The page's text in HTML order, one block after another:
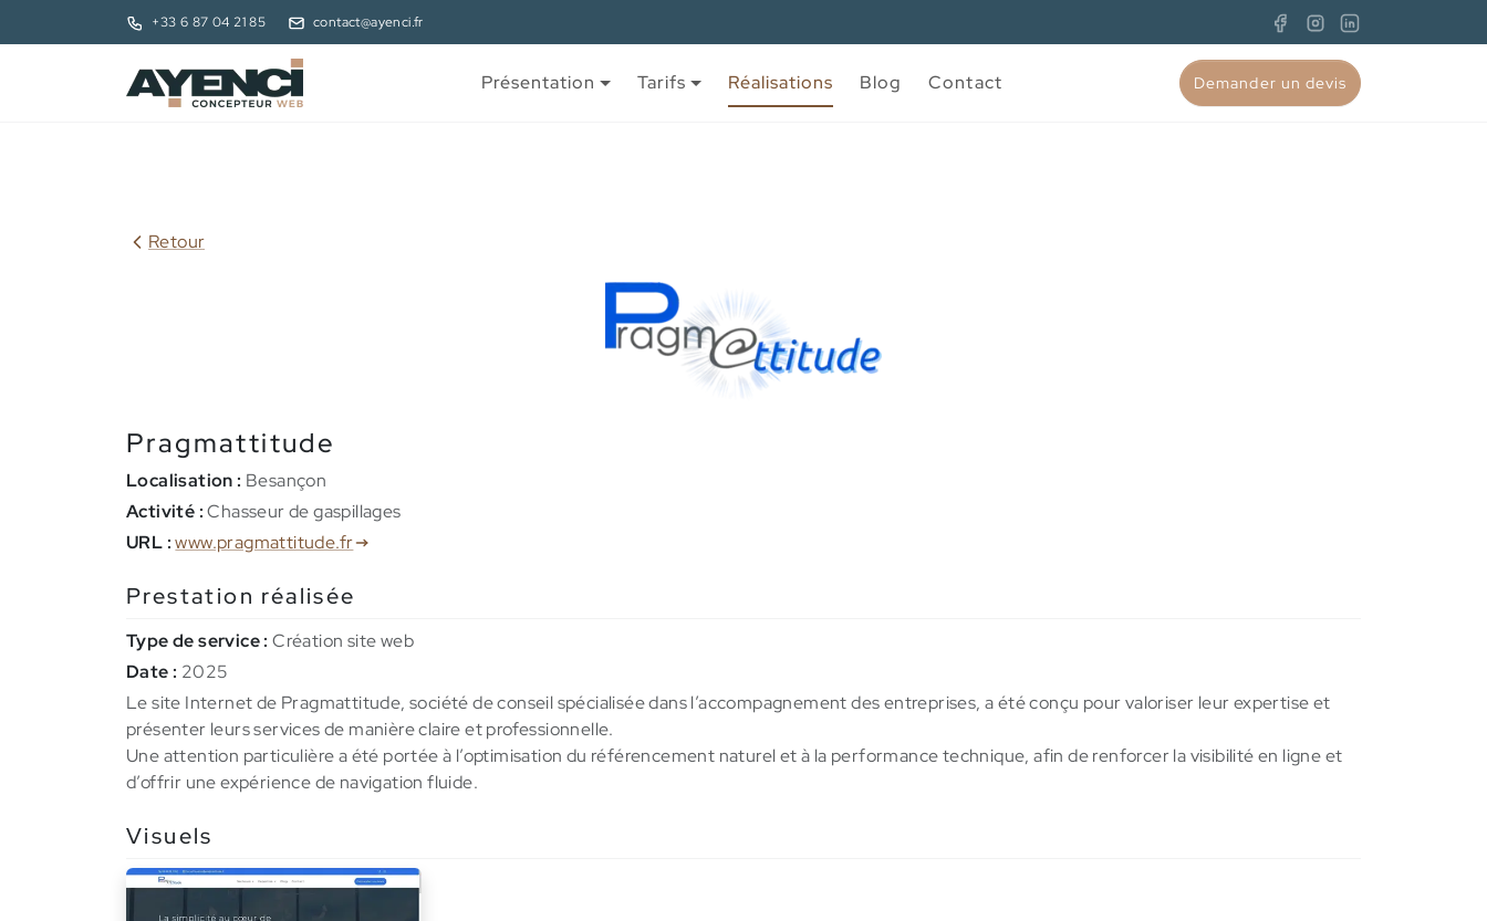
+33 6 87 04 21 85 contact@ayenci.fr
Présentation Tarifs Réalisations Blog Contact Demander un devis
Retour
Pragmattitude
Localisation : Besançon
Activité :Chasseur de gaspillages
URL :www.pragmattitude.fr
Prestation réalisée
Type de service :Création site web
Date : 2025
Le site Internet de Pragmattitude, société de conseil spécialisée dans l’accompagnement des entreprises, a été conçu pour valoriser leur expertise et
présenter leurs services de manière claire et professionnelle.
Une attention particulière a été portée à l’optimisation du référencement naturel et à la performance technique, afin de renforcer la visibilité en ligne et
d’offrir une expérience de navigation fluide.
Visuels